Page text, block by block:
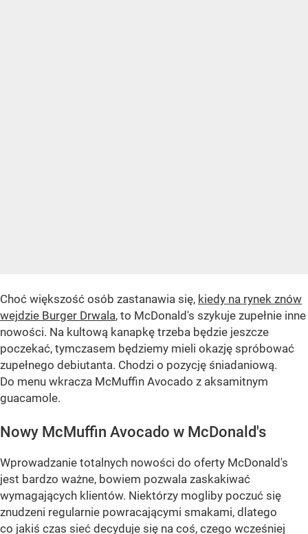
Choć większość osób zastanawia się, kiedy na rynek znów
wejdzie Burger Drwala, to McDonald's szykuje zupełnie inne
nowości. Na kultową kanapkę trzeba będzie jeszcze
poczekać, tymczasem będziemy mieli okazję spróbować
zupełnego debiutanta. Chodzi o pozycję śniadaniową.
Do menu wkracza McMuffin Avocado z aksamitnym
guacamole.
Nowy McMuffin Avocado w McDonald's
Wprowadzanie totalnych nowości do oferty McDonald's
jest bardzo ważne, bowiem pozwala zaskakiwać
wymagających klientów. Niektórzy mogliby poczuć się
znudzeni regularnie powracającymi smakami, dlatego
co jakiś czas sieć decyduje się na coś, czego wcześniej